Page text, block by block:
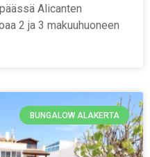
Alicanten
2 ja 3 makuuhuoneen
BUNGALOW ALAKERTA